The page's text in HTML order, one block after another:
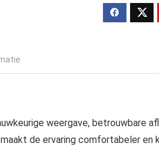
weergave, betrouwbare
de ervaring comfortabeler en